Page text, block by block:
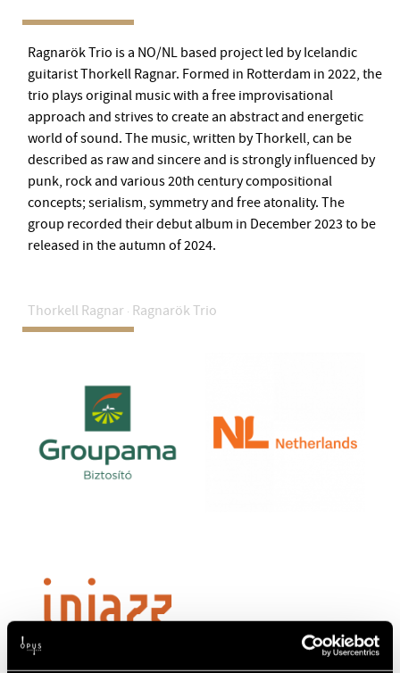
BMC HOUSE
OPUS JAZZ CLUB
BMC RECORDS
MUSIC INFORMATION CENTER
BMC INTERNATIONAL CIMBALOM COMPETITION 2019
Ragnarök Trio is a NO/NL based project led by Icelandic
guitarist Thorkell Ragnar. Formed in Rotterdam in 2022, the
trio plays original music with a free improvisational
approach and strives to create an abstract and energetic
world of sound. The music, written by Thorkell, can be
described as raw and sincere and is strongly influenced by
punk, rock and various 20th century compositional
concepts; serialism, symmetry and free atonality. The
group recorded their debut album in December 2023 to be
released in the autumn of 2024.
Thorkell Ragnar · Ragnarök Trio